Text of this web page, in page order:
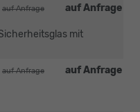
auf Anfrage
auf Anfrage
mit
auf Anfrage
auf Anfrage